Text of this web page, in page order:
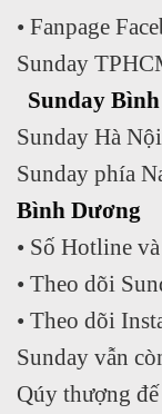
• Fanpage
Sunday
Sunday
Sunday Hà
Sunday phía
Bình Dương
• Số Hotline
• Theo dõi
• Theo dõi
Sunday vẫn
Qúy thượng